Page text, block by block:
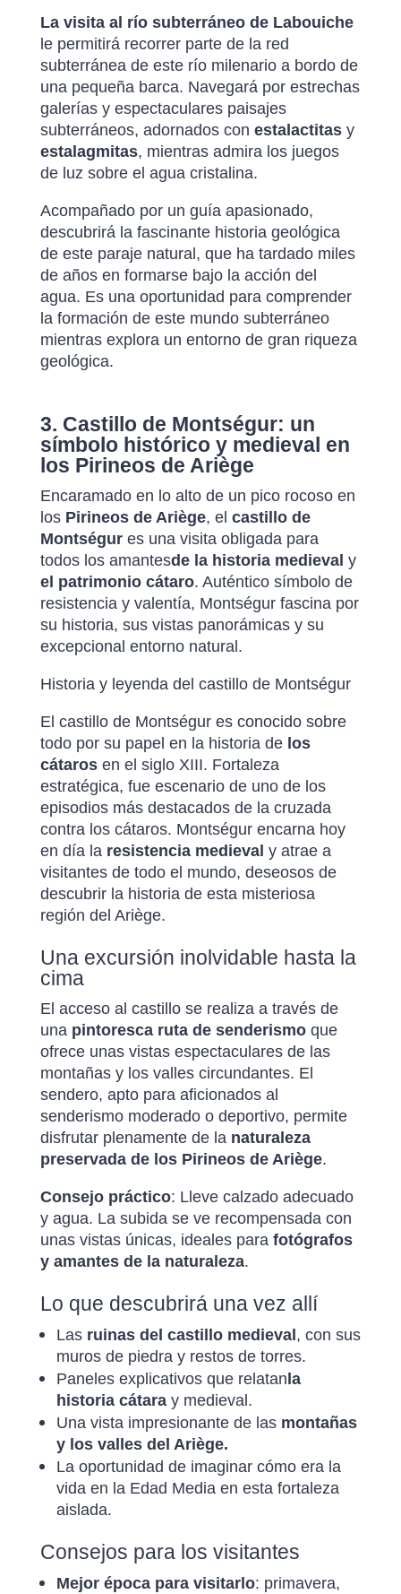
La visita al río subterráneo de Labouiche
le permitirá recorrer parte de la red
subterránea de este río milenario a bordo de
una pequeña barca. Navegará por estrechas
galerías y espectaculares paisajes
subterráneos, adornados con estalactitasy
estalagmitas, mientras admira los juegos
de luz sobre el agua cristalina.
Acompañado por un guía apasionado,
descubrirá la fascinante historia geológica
de este paraje natural, que ha tardado miles
de años en formarse bajo la acción del
agua. Es una oportunidad para comprender
la formación de este mundo subterráneo
mientras explora un entorno de gran riqueza
geológica.
3. Castillo de Montségur: un
símbolo histórico y medieval en
los Pirineos de Ariège
Encaramado en lo alto de un pico rocoso en
los Pirineos de Ariège, el castillo de
Montségures una visita obligada para
todos los amantesde la historia medieval y
el patrimonio cátaro. Auténtico símbolo de
resistencia y valentía, Montségur fascina por
su historia, sus vistas panorámicas y su
excepcional entorno natural.
Historia y leyenda del castillo de Montségur
El castillo de Montségur es conocido sobre
todo por su papel en la historia de los
cátarosen el siglo XIII. Fortaleza
estratégica, fue escenario de uno de los
episodios más destacados de la cruzada
contra los cátaros. Montségur encarna hoy
en día la resistencia medieval y atrae a
visitantes de todo el mundo, deseosos de
descubrir la historia de esta misteriosa
región del Ariège.
Una excursión inolvidable hasta la
cima
El acceso al castillo se realiza a través de
una pintoresca ruta de senderismoque
ofrece unas vistas espectaculares de las
montañas y los valles circundantes. El
sendero, apto para aficionados al
senderismo moderado o deportivo, permite
disfrutar plenamente de la naturaleza
preservada de los Pirineos de Ariège.
Consejo práctico: Lleve calzado adecuado
y agua. La subida se ve recompensada con
unas vistas únicas, ideales para fotógrafos
y amantes de la naturaleza.
Lo que descubrirá una vez allí
Las ruinas del castillo medieval , con sus
muros de piedra y restos de torres.
Paneles explicativos que relatan la
historia cátaray medieval.
Una vista impresionante de las montañas
y los valles del Ariège.
La oportunidad de imaginar cómo era la
vida en la Edad Media en esta fortaleza
aislada.
Consejos para los visitantes
Mejor época para visitarlo: primavera,